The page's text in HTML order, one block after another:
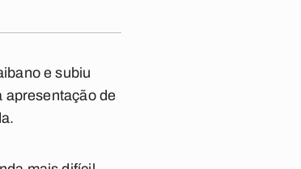
e subiu
apresentação de